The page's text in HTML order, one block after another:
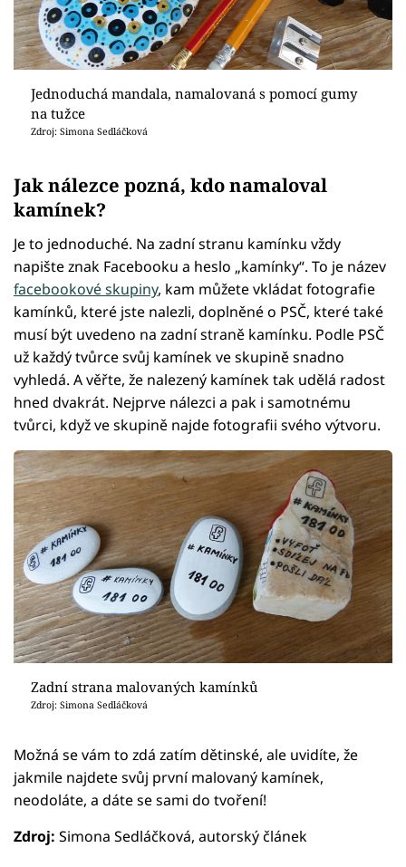
Jednoduchá mandala, namalovaná s pomocí gumy
na tužce
Zdroj: Simona Sedláčková
Jak nálezce pozná, kdo namaloval
kamínek?
Je to jednoduché. Na zadní stranu kamínku vždy
napište znak Facebooku a heslo „kamínky“. To je název
facebookové skupiny, kam můžete vkládat fotografie
kamínků, které jste nalezli, doplněné o PSČ, které také
musí být uvedeno na zadní straně kamínku. Podle PSČ
už každý tvůrce svůj kamínek ve skupině snadno
vyhledá. A věřte, že nalezený kamínek tak udělá radost
hned dvakrát. Nejprve nálezci a pak i samotnému
tvůrci, když ve skupině najde fotografii svého výtvoru.
Zadní strana malovaných kamínků
Zdroj: Simona Sedláčková
Možná se vám to zdá zatím dětinské, ale uvidíte, že
jakmile najdete svůj první malovaný kamínek,
neodoláte, a dáte se sami do tvoření!
Zdroj: Simona Sedláčková, autorský článek